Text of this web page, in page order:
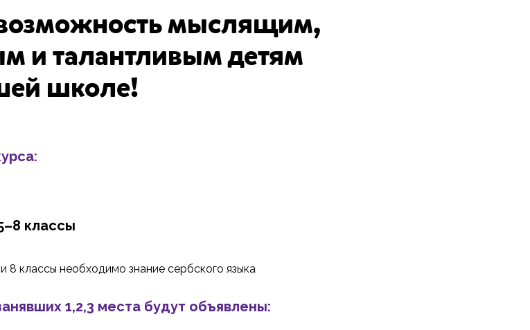
мыслящим,
и талантливым детям
школе!
классы
8 классы необходимо знание сербского языка
1,2,3 места будут объявлены: